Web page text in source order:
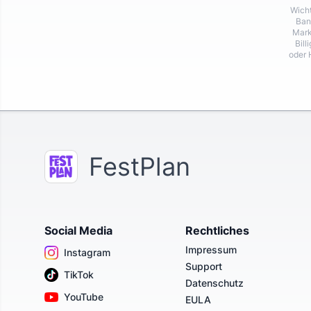
oder
FestPlan
Social Media
Instagram
TikTok
YouTube
Rechtliches
Impressum
Support
Datenschutz
EULA